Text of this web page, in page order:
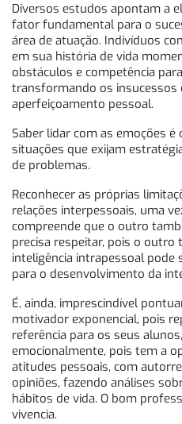
Diversos estudos apontam a
fator fundamental para o
área de atuação. Indivíduos
em sua história de vida
obstáculos e competência
transformando os insucessos
aperfeiçoamento pessoal.
Saber lidar com as emoções
situações que exijam
de problemas.
Reconhecer as próprias
relações interpessoais, uma
compreende que o outro
precisa respeitar, pois o outro
inteligência intrapessoal
para o desenvolvimento da
É, ainda, imprescindível
motivador exponencial, pois
referência para os seus
emocionalmente, pois tem a
atitudes pessoais, com
opiniões, fazendo análises
hábitos de vida. O bom
vivencia.